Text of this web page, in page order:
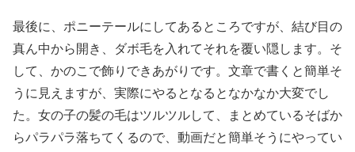
最後に、ポニーテールにしてあるところですが、結び目の
真ん中から開き、ダボ毛を入れてそれを覆い隠します。そ
して、かのこで飾りできあがりです。文章で書くと簡単そ
うに見えますが、実際にやるとなるとなかなか大変でし
た。女の子の髪の毛はツルツルして、まとめているそばか
らパラパラ落ちてくるので、動画だと簡単そうにやってい